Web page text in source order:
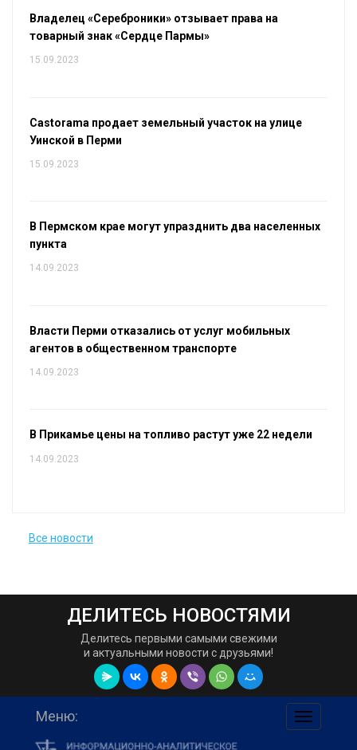
Владелец «Сереброники» отзывает права на
товарный знак «Сердце Пармы»
15.09.2023
Castorama продает земельный участок на улице
Уинской в Перми
15.09.2023
В Пермском крае могут упразднить два населенных
пункта
14.09.2023
Власти Перми отказались от услуг мобильных
агентов в общественном транспорте
14.09.2023
В Прикамье цены на топливо растут уже 22 недели
14.09.2023
Все новости
ДЕЛИТЕСЬ НОВОСТЯМИ
Делитесь первыми самыми свежими
и актуальными новости с друзьями!
по
Меню: